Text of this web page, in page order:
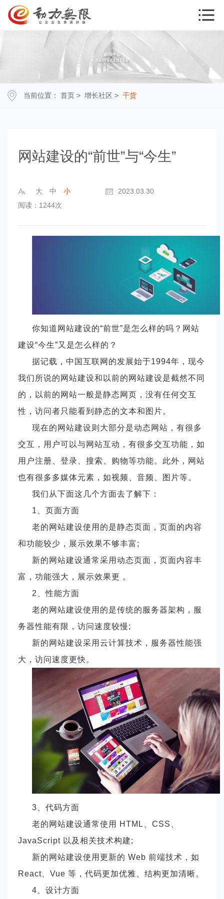
当前位置： 首页 > 增长社区 > 干货
网站建设的“前世”与“今生”
大 中 小
2023.03.30
阅读：1244次
你知道网站建设的“前世”是怎么样的吗？网站
建设“今生”又是怎么样的？
据记载，中国互联网的发展始于1994年，现今
我们所说的网站建设和以前的网站建设是截然不同
的，以前的网站一般是静态网页，没有任何交互
性，访问者只能看到静态的文本和图片。
现在的网站建设则大部分是动态网站，有很多
交互，用户可以与网站互动，有很多交互功能，如
用户注册、登录、搜索、购物等功能。此外，网站
也有很多多媒体元素，如视频、音频、图片等。
我们从下面这几个方面去了解下：
1、页面方面
老的网站建设使用的是静态页面，页面的内容
和功能较少，展示效果不够丰富 ;
新的网站建设通常采用动态页面，页面内容丰
富，功能强大，展示效果更 。
2、性能方面
老的网站建设使用的是传统的服务器架构，服
务器性能有限，访问速度较慢 ;
新的网站建设采用云计算技术，服务器性能强
大，访问速度更快。
3、代码方面
老的网站建设通常使用
HTML、CSS、
JavaScript 以及相关技术构建;
新的网站建设使用更新的 Web 前端技术，如
React、Vue 等，代码更加优雅、结构更加清晰。
4、设计方面